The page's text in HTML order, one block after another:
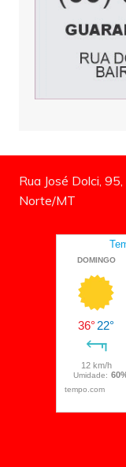
Rua José Dolci,
Norte/MT